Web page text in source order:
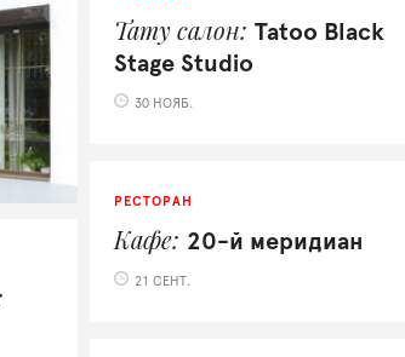
Тату салон Tatoo Black
Stage Studio
30 НОЯБ.
РЕСТОРАН
Кафе 20-й меридиан
21 СЕНТ.